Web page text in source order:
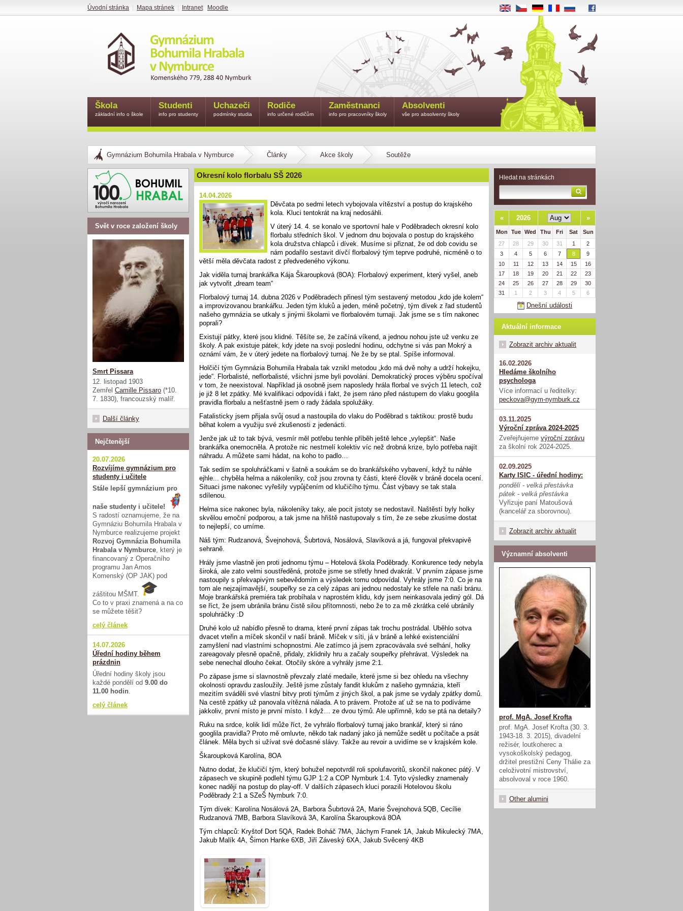
Gymnázium Bohumila Hrabala v Nymburce Články Akce školy Soutěže
Okresní kolo florbalu SŠ 2026
14.04.2026
Děvčata po sedmi letech vybojovala vítězství a postup do krajského
kola. Kluci tentokrát na kraj nedosáhli.
V úterý 14. 4. se konalo ve sportovní hale v Poděbradech okresní kolo
florbalu středních škol. V jednom dnu bojovala o postup do krajského
kola družstva chlapců i dívek. Musíme si přiznat, že od dob covidu se
nám podařilo sestavit dívčí florbalový tým teprve podruhé, nicméně o to
větší měla děvčata radost z předvedeného výkonu.
Jak viděla turnaj brankářka Kája Škaroupková (8OA): Florbalový experiment, který vyšel, aneb
jak vytvořit „dream team“
Florbalový turnaj 14. dubna 2026 v Poděbradech přinesl tým sestavený metodou „kdo jde kolem“
a improvizovanou brankářku. Jeden tým kluků a jeden, méně početný, tým dívek z řad studentů
našeho gymnázia se utkaly s jinými školami ve florbalovém turnaji. Jak jsme se s tím nakonec
poprali?
Existují pátky, které jsou klidné. Těšíte se, že začíná víkend, a jednou nohou jste už venku ze
školy. A pak existuje pátek, kdy jdete na svoji poslední hodinu, odchytne si vás pan Mokrý a
oznámí vám, že v úterý jedete na florbalový turnaj. Ne že by se ptal. Spíše informoval.
Holčičí tým Gymnázia Bohumila Hrabala tak vznikl metodou „kdo má dvě nohy a udrží hokejku,
jede“. Florbalisté, neflorbalisté, všichni jsme byli povoláni. Demokratický proces výběru spočíval
v tom, že neexistoval. Například já osobně jsem naposledy hrála florbal ve svých 11 letech, což
je již 8 let zpátky. Mé kvalifikaci odpovídá i fakt, že jsem ráno před nástupem do vlaku googlila
pravidla florbalu a nešťastně jsem o rady žádala spolužáky.
Fatalisticky jsem přijala svůj osud a nastoupila do vlaku do Poděbrad s taktikou: prostě budu
běhat kolem a využiju své zkušenosti z jedenácti.
Jenže jak už to tak bývá, vesmír měl potřebu tenhle příběh ještě lehce „vylepšit“. Naše
brankářka onemocněla. A protože nic nestmelí kolektiv víc než drobná krize, bylo potřeba najít
náhradu. A můžete sami hádat, na koho to padlo…
Tak sedím se spoluhráčkami v šatně a soukám se do brankářského vybavení, když tu náhle
ejhle... chyběla helma a nákoleníky, což jsou zrovna ty části, které člověk v bráně docela ocení.
Situaci jsme nakonec vyřešily vypůjčením od klučičího týmu. Část výbavy se tak stala
sdílenou.
Helma sice nakonec byla, nákoleníky taky, ale pocit jistoty se nedostavil. Naštěstí byly holky
skvělou emoční podporou, a tak jsme na hřiště nastupovaly s tím, že ze sebe zkusíme dostat
to nejlepší, co umíme.
Náš tým: Rudzanová, Švejnohová, Šubrtová, Nosálová, Slavíková a já, fungoval překvapivě
sehraně.
Hrály jsme vlastně jen proti jednomu týmu – Hotelová škola Poděbrady. Konkurence tedy nebyla
široká, ale zato velmi soustředěná, protože jsme se střetly hned dvakrát. V prvním zápase jsme
nastoupily s překvapivým sebevědomím a výsledek tomu odpovídal. Vyhrály jsme 7:0. Co je na
tom ale nejzajímavější, soupeřky se za celý zápas ani jednou nedostaly ke střele na naši bránu.
Moje brankářská premiéra tak probíhala v naprostém klidu, kdy jsem neinkasovala jediný gól. Dá
se říct, že jsem ubránila bránu čistě silou přítomnosti, nebo že to za mě zkrátka celé ubránily
spoluhráčky :D
Druhé kolo už nabídlo přesně to drama, které první zápas tak trochu postrádal. Uběhlo sotva
dvacet vteřin a míček skončil v naší bráně. Míček v síti, já v bráně a lehké existenciální
zamyšlení nad vlastními schopnostmi. Ale zatímco já jsem zpracovávala své selhání, holky
zareagovaly přesně opačně, přidaly, zklidnily hru a začaly soupeřky přehrávat. Výsledek na
sebe nenechal dlouho čekat. Otočily skóre a vyhrály jsme 2:1.
Po zápase jsme si slavnostně převzaly zlaté medaile, které jsme si bez ohledu na všechny
okolnosti opravdu zasloužily. Ještě jsme zůstaly fandit klukům z našeho gymnázia, kteří
mezitím sváděli své vlastní bitvy proti týmům z jiných škol, a pak jsme se vydaly zpátky domů.
Na cestě zpátky už panovala vítězná nálada. A to právem. Protože ať už se na to podíváme
jakkoliv, první místo je první místo. I když… ze dvou týmů. Ale upřímně, kdo se ptá na detaily?
Ruku na srdce, kolik lidí může říct, že vyhrálo florbalový turnaj jako brankář, který si ráno
googlila pravidla? Proto mě omluvte, někdo tak nadaný jako já nemůže sedět u počítače a psát
článek. Měla bych si užívat své dočasné slávy. Takže au revoir a uvidíme se v krajském kole.
Škaroupková Karolína, 8OA
Nutno dodat, že klučičí tým, který bohužel nepotvrdil roli spolufavoritů, skončil nakonec pátý. V
zápasech ve skupině podlehl týmu GJP 1:2 a COP Nymburk 1:4. Tyto výsledky znamenaly
konec nadějí na postup do play-off. V dalších zápasech kluci porazili Hotelovou školu
Poděbrady 2:1 a SZeŠ Nymburk 7:0.
Tým dívek: Karolína Nosálová 2A, Barbora Šubrtová 2A, Marie Švejnohová 5QB, Cecílie
Rudzanová 7MB, Barbora Slavíková 3A, Karolína Škaroupková 8OA
Tým chlapců: Kryštof Dort 5QA, Radek Boháč 7MA, Jáchym Franek 1A, Jakub Mikulecký 7MA,
Jakub Malík 4A, Šimon Hanke 6XB, Jiří Záveský 6XA, Jakub Svěcený 4KB
Hledat na stránkách
« 2026 »
Mon Tue Wed Thu Fri Sat
Sun
27
28 29 30 31 1
2
3
4 5 6 7 8
9
10
11 12 13 14 15
16
17
18 19 20 21 22
23
24
25 26 27 28 29
30
31
1 2 3 4 5 6
Dnešní události
Aktuální informace
Zobrazit archiv aktualit
16.02.2026
Hledáme školního
psychologa
Více informací u ředitelky:
peckova@gym-nymburk.cz
03.11.2025
Výroční zpráva 2024-2025
Zveřejňujeme výroční zprávu
za školní rok 2024-2025.
02.09.2025
Karty ISIC - úřední hodiny:
pondělí - velká přestávka
pátek - velká přestávka
Vyřizuje paní Matoušová
(kancelář za sborovnou).
Zobrazit archiv aktualit
Významní absolventi
prof. MgA. Josef Krofta
prof. MgA. Josef Krofta (30. 3.
1943-18. 3. 2015), divadelní
režisér, loutkoherec a
vysokoškolský pedagog,
držitel prestižní Ceny Thálie za
celoživotní mistrovství,
absolvoval v roce 1960.
Other alumini
Svět v roce založení školy
Smrt Pissara
12. listopad 1903
Zemřel Camille Pissaro (*10.
7. 1830), francouzský malíř.
Další články
Nejčtenější
20.07.2026
Rozvíjíme gymnázium pro
studenty i učitele
Stále lepší gymnázium pro
naše studenty i učitele!
S radostí oznamujeme, že na
Gymnáziu Bohumila Hrabala v
Nymburce realizujeme projekt
Rozvoj Gymnázia Bohumila
Hrabala v Nymburce , který je
financovaný z Operačního
programu Jan Amos
Komenský (OP JAK) pod
záštitou MŠMT.
Co to v praxi znamená a na co
se můžete těšit?
celý článek
14.07.2026
Úřední hodiny během
prázdnin
Úřední hodiny školy jsou
každé pondělí od 9.00 do
11.00 hodin
celý článek
Škola
základní info o škole
Studenti
info pro studenty
Uchazeči
podmínky studia
Rodiče
info určené rodičům
Zaměstnanci
info pro pracovníky školy
Absolventi
vše pro absolventy školy
Úvodní stránka Mapa stránek Intranet| Moodle EN CS DE RU